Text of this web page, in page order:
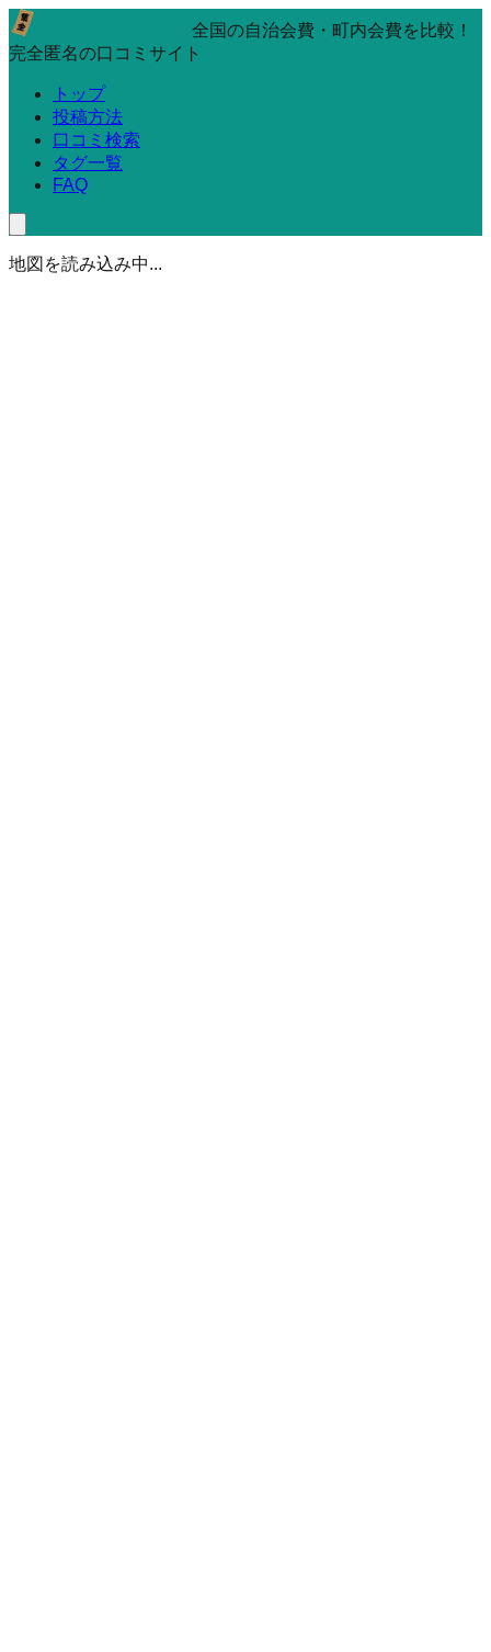
全国の自治会費・町内会費を比較！
完全匿名の口コミサイト
トップ
投稿方法
口コミ検索
タグ一覧
FAQ
地図を読み込み中...